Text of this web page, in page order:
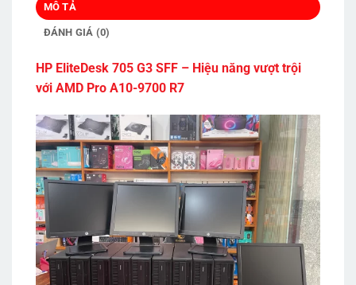
MÔ TẢ
ĐÁNH GIÁ (0)
HP EliteDesk 705 G3 SFF – Hiệu năng vượt trội
với AMD Pro A10-9700 R7